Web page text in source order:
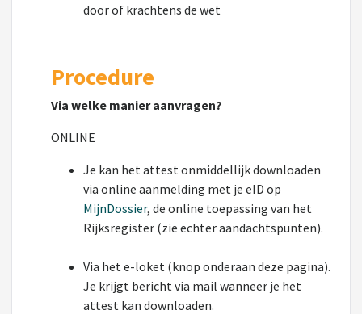
door of krachtens de wet
Procedure
Via welke manier aanvragen?
ONLINE
Je kan het attest onmiddellijk downloaden
via online aanmelding met je eID op
MijnDossier, de online toepassing van het
Rijksregister (zie echter aandachtspunten).
Via het e-loket (knop onderaan deze pagina).
Je krijgt bericht via mail wanneer je het
attest kan downloaden.